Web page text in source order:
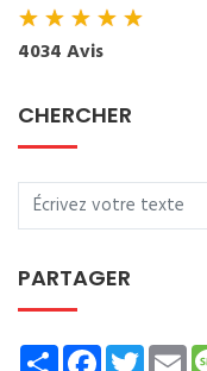
★★★★★
4034 Avis
CHERCHER
PARTAGER
ShareFacebookTwitter